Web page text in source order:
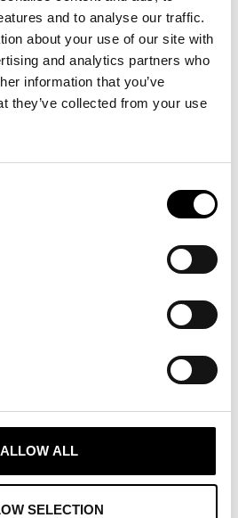
and to analyse our traffic.
about your use of our site with
and analytics partners who
information that you’ve
they’ve collected from your use
ALLOW ALL
SELECTION
, väsk- och textilbranscherna fram i
House, ett handelshus med permanenta
Stockholm Shoe House har sedan
plats till fler under flera
vilket firas på Berns Salonger i
planeringen av ett
är att spegla hur handelsrelationen
Medlemsföretagen är idag
som är verksamma inom flera
är att man är en viktig
Stockholm Fashion District är ett
distrikt för den svenska modeindustrin.
Stockholm Fashion District ett nav för